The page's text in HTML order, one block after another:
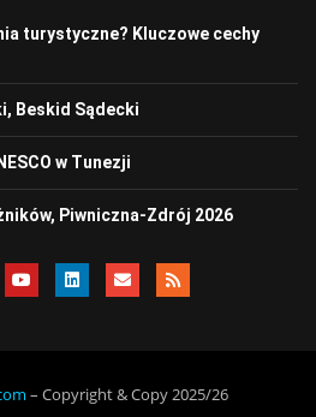
turystyczne? Kluczowe cechy
Beskid Sądecki
w Tunezji
Piwniczna-Zdrój 2026
– Copyright & Copy 2025/26